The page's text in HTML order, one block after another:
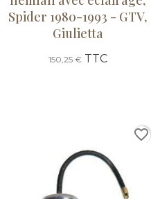
Spider 1980-1993 - GTV,
Giulietta
150,25 €TTC
favorite_border